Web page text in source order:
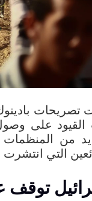
تصريحات
القيود على
من
التي
توقف